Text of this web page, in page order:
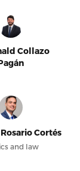
Collazo
Cortés
and law